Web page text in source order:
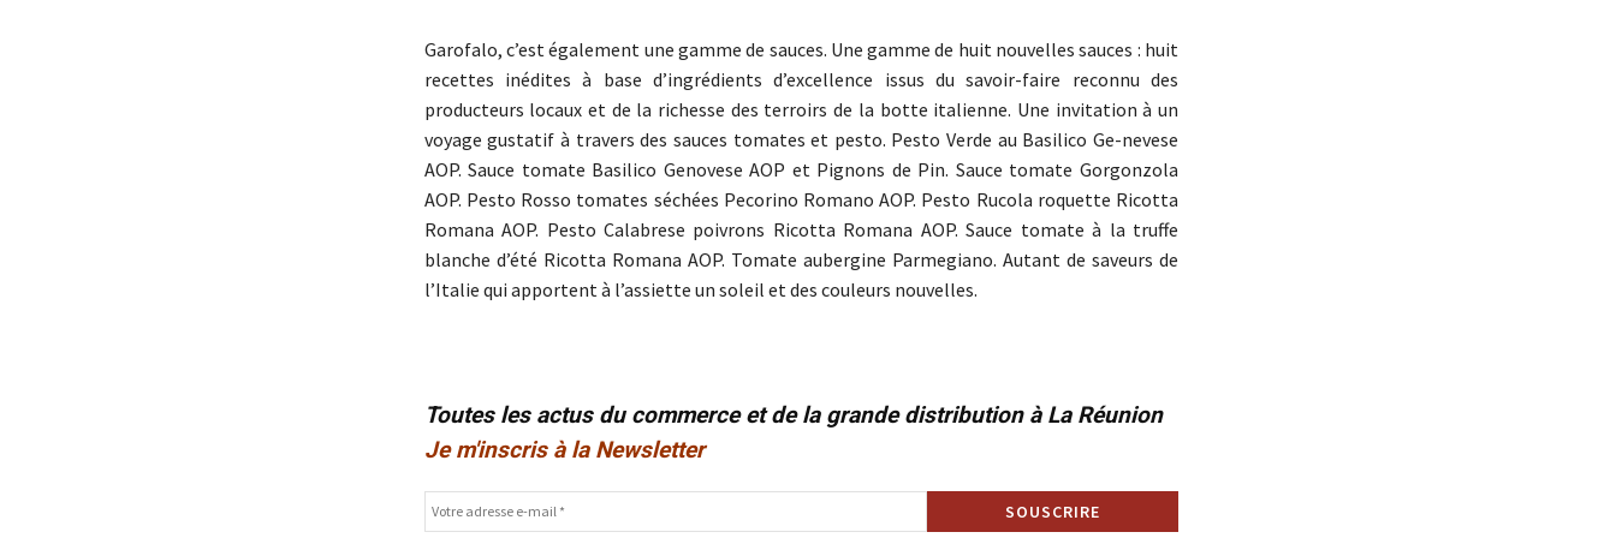
Garofalo, c’est également une gamme de sauces. Une gamme de huit nouvelles sauces : huit
recettes inédites à base d’ingrédients d’excellence issus du savoir-faire reconnu des
producteurs locaux et de la richesse des terroirs de la botte italienne. Une invitation à un
voyage gustatif à travers des sauces tomates et pesto. Pesto Verde au Basilico Ge-nevese
AOP. Sauce tomate Basilico Genovese AOP et Pignons de Pin. Sauce tomate Gorgonzola
AOP. Pesto Rosso tomates séchées Pecorino Romano AOP. Pesto Rucola roquette Ricotta
Romana AOP. Pesto Calabrese poivrons Ricotta Romana AOP. Sauce tomate à la truffe
blanche d’été Ricotta Romana AOP. Tomate aubergine Parmegiano. Autant de saveurs de
l’Italie qui apportent à l’assiette un soleil et des couleurs nouvelles.
Toutes les actus du commerce et de la grande distribution à La Réunion
Je m'inscris à la Newsletter